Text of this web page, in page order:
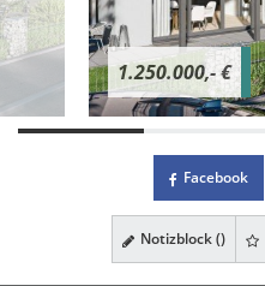
1.250.000,- €
Facebook
Notizblock ()